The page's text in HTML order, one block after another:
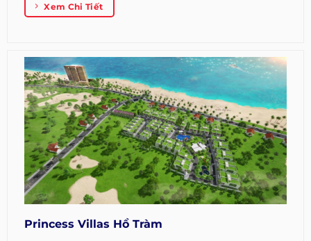
Xem Chi Tiết
Princess Villas Hồ Tràm